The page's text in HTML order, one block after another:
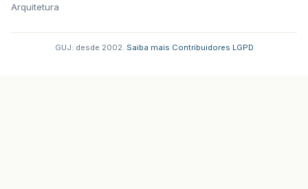
Arquitetura
GUJ: desde 2002. Saiba mais Contribuidores LGPD